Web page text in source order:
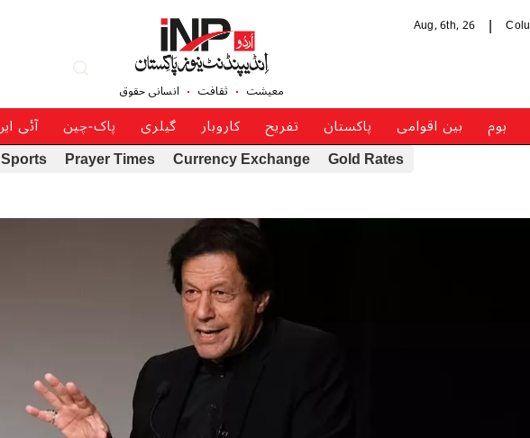
Aug, 6th, 26
معیشت ثقافت انسانی حقوق
ہوم بین اقوامی پاکستان تفریح کاروبار گیلری پاک-چین آئی
Gold Rates
Currency Exchange
Prayer Times
Sports